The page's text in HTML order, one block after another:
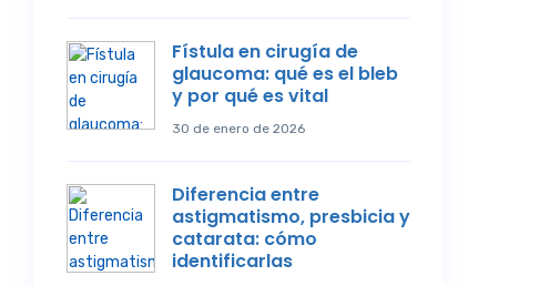
Fístula en cirugía de
glaucoma: qué es el bleb
y por qué es vital
30 de enero de 2026
Diferencia entre
astigmatismo, presbicia y
catarata: cómo
identificarlas